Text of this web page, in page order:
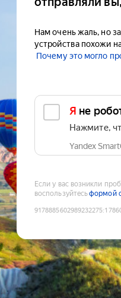
Нам очень жаль, но
устройства похожи
Почему это могло
Я не
Нажмите,
Yandex
Если у вас возникли
воспользуйтесьформой
9178885602989232275: